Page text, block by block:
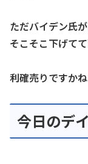
ただバイデン氏
そこそこ下げて
利確売りですか
今日のデ